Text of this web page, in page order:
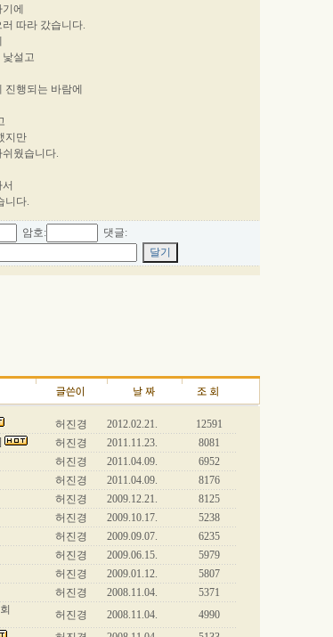
기에
따라 갔습니다.
설고
진행되는 바람에
지만
웠습니다.
니다.
암호: 댓글:
허진경 2012.02.21.
12591
허진경 2011.11.23.
8081
허진경 2011.04.09.
6952
허진경 2011.04.09.
8176
허진경 2009.12.21.
8125
허진경 2009.10.17.
5238
허진경 2009.09.07.
6235
허진경 2009.06.15.
5979
허진경 2009.01.12.
5807
허진경 2008.11.04.
5371
허진경 2008.11.04.
4990